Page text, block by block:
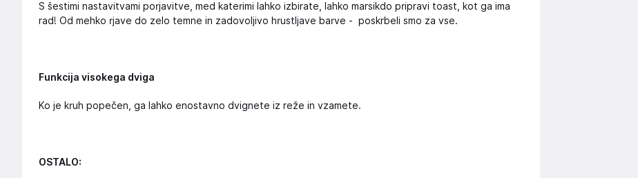
S šestimi nastavitvami porjavitve, med katerimi lahko izbirate, lahko marsikdo pripravi toast, kot ga ima
rad! Od mehko rjave do zelo temne in zadovoljivo hrustljave barve - poskrbeli smo za vse.
Funkcija visokega dviga
Ko je kruh popečen, ga lahko enostavno dvignete iz reže in vzamete.
OSTALO: